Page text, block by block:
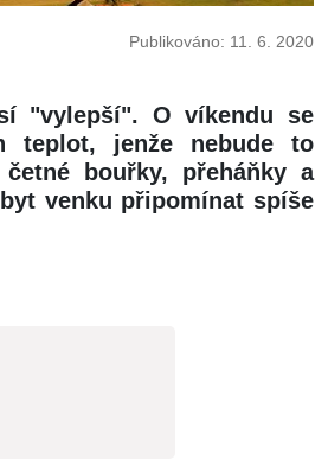
Publikováno: 11. 6. 2020
"vylepší". O víkendu se
teplot, jenže nebude to
bouřky, přeháňky a
venku připomínat spíše